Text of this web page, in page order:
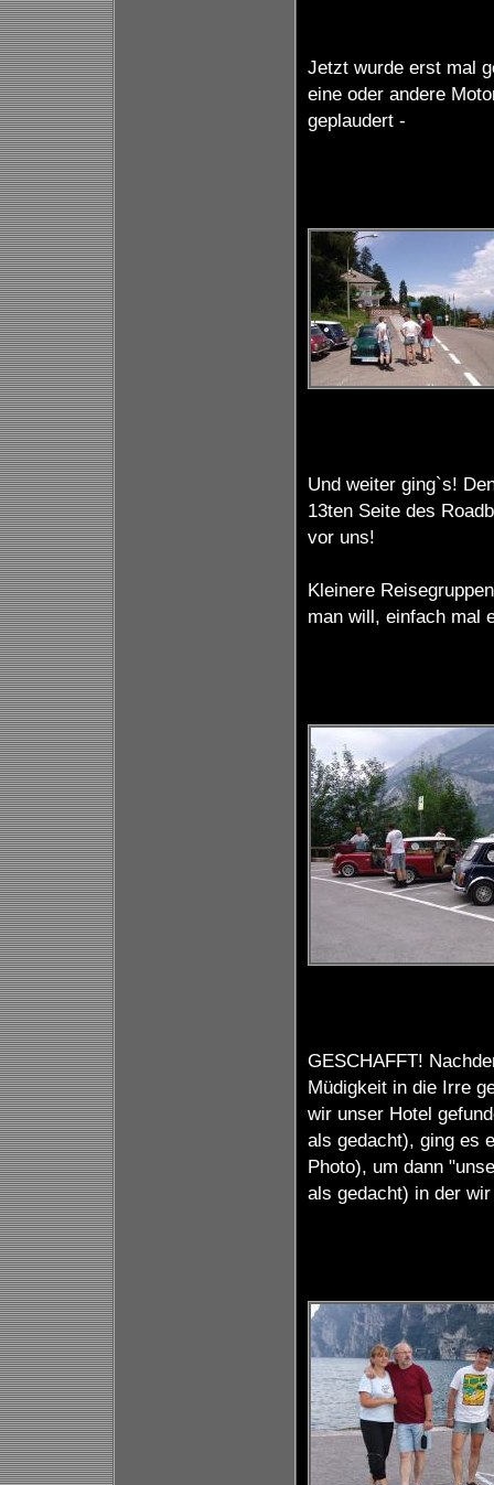
Jetzt wurde erst mal
eine oder andere
geplaudert -
Und weiter ging`s!
13ten Seite des
vor uns!
Kleinere
man will, einfach mal
GESCHAFFT!
Müdigkeit in die Irre
wir unser Hotel
als gedacht), ging es
Photo), um dann
als gedacht) in der